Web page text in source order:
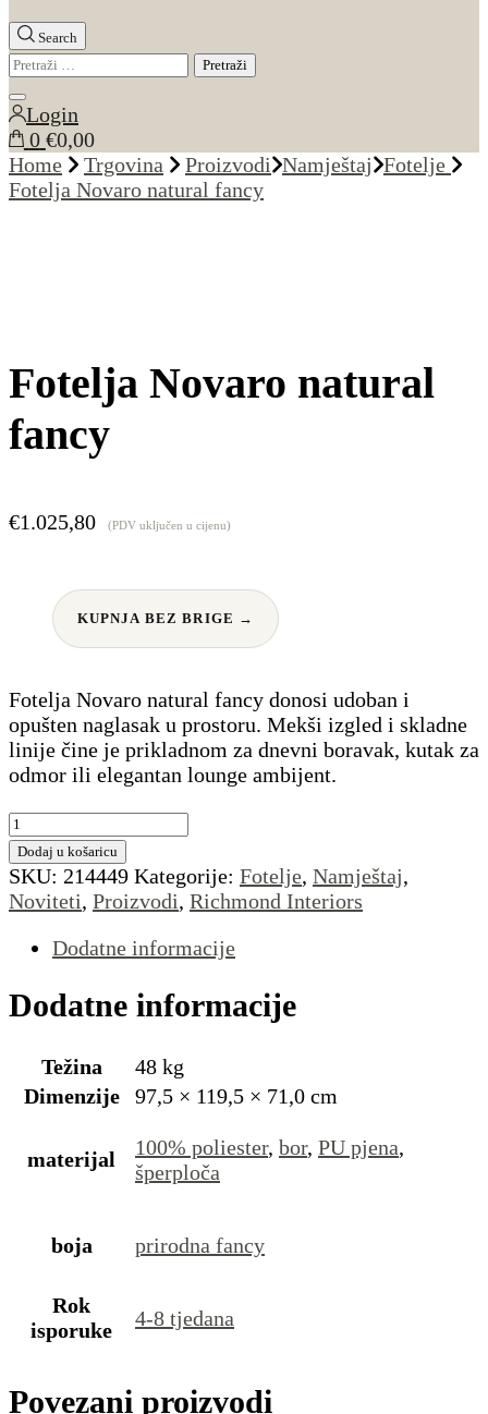
Search
Pretraži:
Close
search
Login
0 €0,00
Home
Trgovina Proizvodi Namještaj Fotelje
Fotelja Novaro natural fancy
Fotelja Novaro natural
fancy
€1.025,80 (PDV uključen u cijenu)
KUPNJA BEZ BRIGE →
Fotelja Novaro natural fancy donosi udoban i
opušten naglasak u prostoru. Mekši izgled i skladne
linije čine je prikladnom za dnevni boravak, kutak za
odmor ili elegantan lounge ambijent.
Fotelja
Novaro
natural
fancy
količina
Dodaj u košaricu
SKU: 214449 Kategorije: Fotelje, Namještaj,
Noviteti, Proizvodi, Richmond Interiors
Dodatne informacije
Dodatne informacije
Težina
48 kg
Dimenzije
97,5 × 119,5 × 71,0 cm
materijal 100% poliester, bor, PU pjena,
šperploča
boja prirodna fancy
Rok
isporuke
4-8 tjedana
Povezani proizvodi